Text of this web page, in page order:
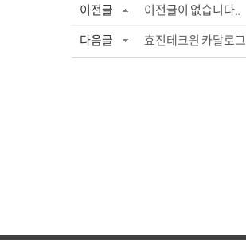
이전글
이전글이 없습니다..
다음글
효진테크윈 카달로그